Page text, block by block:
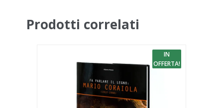
Prodotti correlati
IN
OFFERTA!